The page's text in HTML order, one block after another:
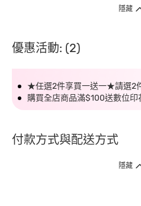
隱藏
優惠活動: (2)
★任選2件享買一送一★請選2
購買全店商品滿$100送數位印
付款方式與配送方式
隱藏